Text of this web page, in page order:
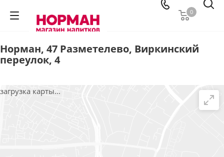
0
Норман, 47 Разметелево, Виркинский
переулок, 4
загрузка карты...